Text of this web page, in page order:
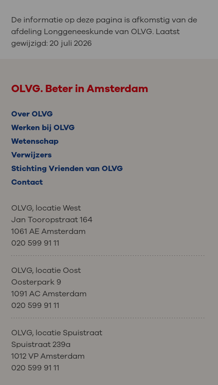
De informatie op deze pagina is afkomstig van de
afdeling Longgeneeskunde van OLVG. Laatst
gewijzigd:20 juli 2026
OLVG. Beter in Amsterdam
Over OLVG
Werken bij OLVG
Wetenschap
Verwijzers
Stichting Vrienden van OLVG
Contact
OLVG, locatie West
Jan Tooropstraat 164
1061 AE Amsterdam
020 599 91 11
OLVG, locatie Oost
Oosterpark 9
1091 AC Amsterdam
020 599 91 11
OLVG, locatie Spuistraat
Spuistraat 239a
1012 VP Amsterdam
020 599 91 11